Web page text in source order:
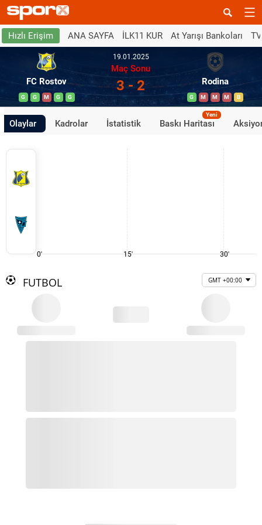
Hızlı Erişim ANA SAYFA İLK11 KUR At Yarışı Bankoları
FC Rostov
G G M G G
19.01.2025
Maç Sonu
3 - 2 Rodina
G M M M B
Olaylar Kadrolar İstatistik Baskı Haritası
Yeni
0' 15' 30'
FUTBOL GMT +00:00